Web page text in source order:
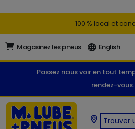
100 % local et
Magasinez les pneus English
Passez nous voir en tout
rendez-vous.
Trouver